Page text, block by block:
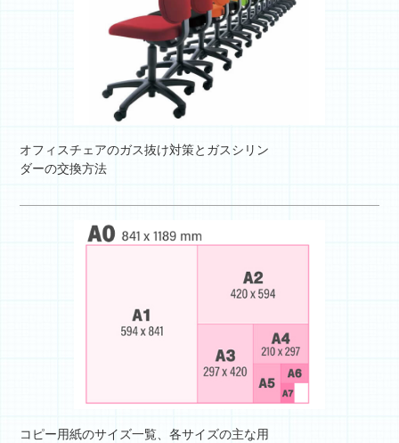
オフィスチェアのガス抜け対策とガスシリン
ダーの交換方法
コピー用紙のサイズ一覧、各サイズの主な用